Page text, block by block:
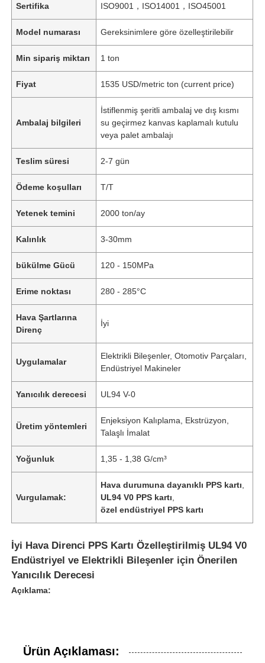
Sertifika ISO9001，ISO14001，ISO45001
Model numarası Gereksinimlere göre özelleştirilebilir
Min sipariş miktarı 1 ton
Fiyat 1535 USD/metric ton (current price)
Ambalaj bilgileri
İstiflenmiş şeritli ambalaj ve dış kısmı
su geçirmez kanvas kaplamalı kutulu
veya palet ambalajı
Teslim süresi 2-7 gün
Ödeme koşulları T/T
Yetenek temini 2000 ton/ay
Kalınlık 3-30mm
bükülme Gücü 120 - 150MPa
Erime noktası 280 - 285°C
Hava Şartlarına
Direnç
İyi
Uygulamalar
Elektrikli Bileşenler, Otomotiv Parçaları,
Endüstriyel Makineler
Yanıcılık derecesi UL94 V-0
Üretim yöntemleri
Enjeksiyon Kalıplama, Ekstrüzyon,
Talaşlı İmalat
Yoğunluk 1,35 - 1,38 G/cm³
Vurgulamak:
Hava durumuna dayanıklı PPS kartı
UL94 V0 PPS kartı
özel endüstriyel PPS kartı
İyi Hava Direnci PPS Kartı Özelleştirilmiş UL94 V0
Endüstriyel ve Elektrikli Bileşenler için Önerilen
Yanıcılık Derecesi
Açıklama:
Ürün Açıklaması: